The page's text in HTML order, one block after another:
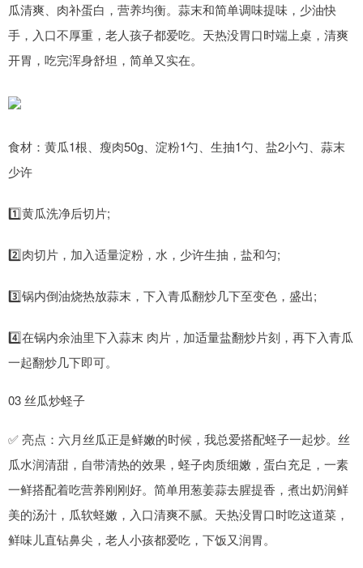
瓜清爽、肉补蛋白，营养均衡。蒜末和简单调味提味，少油快
手，入口不厚重，老人孩子都爱吃。天热没胃口时端上桌，清爽
开胃，吃完浑身舒坦，简单又实在。
食材：黄瓜1根、瘦肉50g、淀粉1勺、生抽1勺、盐2小勺、蒜末
少许
1️⃣黄瓜洗净后切片;
2️⃣肉切片，加入适量淀粉，水，少许生抽，盐和匀;
3️⃣锅内倒油烧热放蒜末，下入青瓜翻炒几下至变色，盛出;
4️⃣在锅内余油里下入蒜末 肉片，加适量盐翻炒片刻，再下入青瓜
一起翻炒几下即可。
03 丝瓜炒蛏子
✅ 亮点：六月丝瓜正是鲜嫩的时候，我总爱搭配蛏子一起炒。丝
瓜水润清甜，自带清热的效果，蛏子肉质细嫩，蛋白充足，一素
一鲜搭配着吃营养刚刚好。简单用葱姜蒜去腥提香，煮出奶润鲜
美的汤汁，瓜软蛏嫩，入口清爽不腻。天热没胃口时吃这道菜，
鲜味儿直钻鼻尖，老人小孩都爱吃，下饭又润胃。